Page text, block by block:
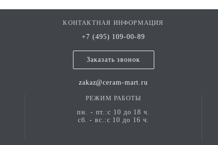
КОНТАКТНАЯ ИНФОРМАЦИЯ
+7 (495) 109-00-89
Заказать звонок
zakaz@ceram-mart.ru
РЕЖИМ РАБОТЫ
пн. - пт.:с 10 до 18 ч.
сб. - вс.:с 10 до 16 ч.